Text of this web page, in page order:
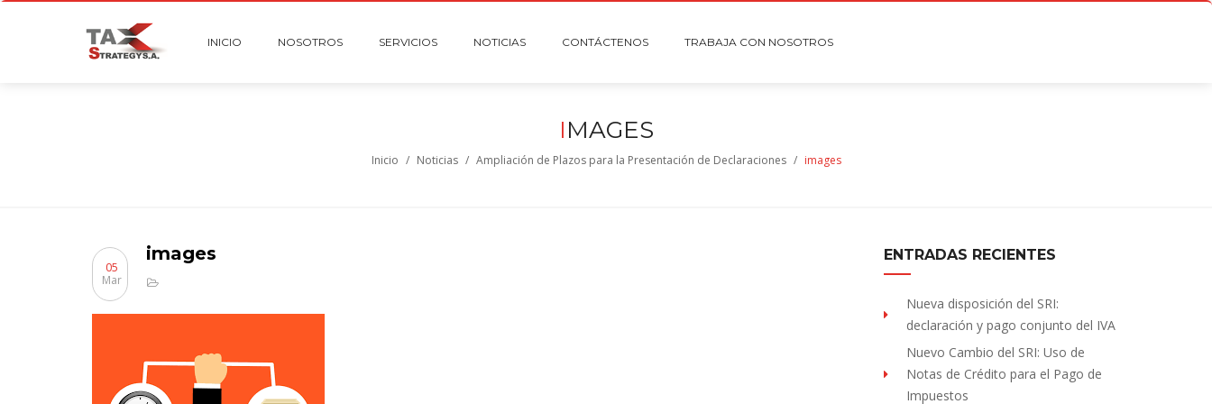
INICIO NOSOTROS SERVICIOS NOTICIAS CONTÁCTENOS TRABAJA CON NOSOTROS
IMAGES
Inicio / Noticias / Ampliación de Plazos para la Presentación de Declaraciones / images
images
05
Mar
ENTRADAS RECIENTES
Nueva disposición del SRI:
declaración y pago conjunto del IVA
Nuevo Cambio del SRI: Uso de
Notas de Crédito para el Pago de
Impuestos